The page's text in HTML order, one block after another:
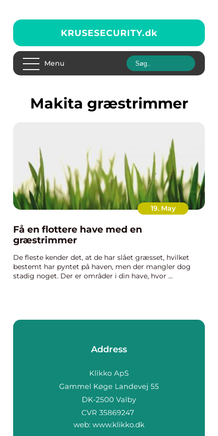
KRUSESECURITY.dk
Menu
Makita græstrimmer
19. May
Få en flottere have med en
græstrimmer
De fleste kender det, at de har slået græsset, hvilket
bestemt har pyntet på haven, men der mangler dog
stadig noget. Der er områder i din have, hvor ...
Address
web: www.klikko.dk